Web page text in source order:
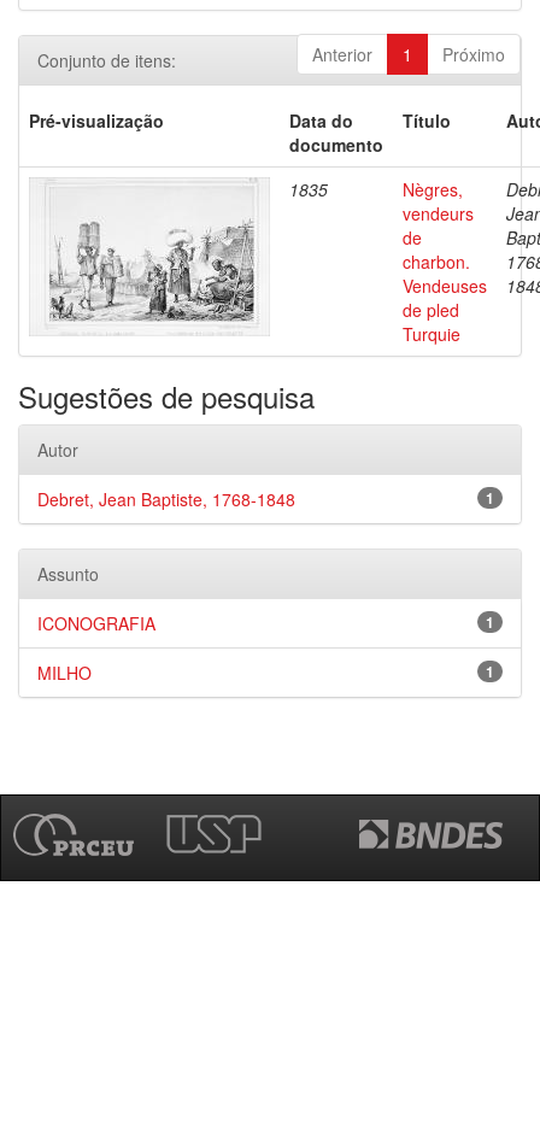
Anterior 1 Próximo
Conjunto de itens:
Pré-visualização
Data do
documento
Título
1835
Nègres,
vendeurs
de
charbon.
Vendeuses
de pled
Turquie
Sugestões de pesquisa
Autor
1
Debret, Jean Baptiste, 1768-1848
Assunto
1
ICONOGRAFIA
1
MILHO